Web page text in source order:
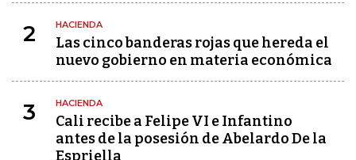
2 HACIENDA
Las cinco banderas rojas que hereda el
nuevo gobierno en materia económica
3 HACIENDA
Cali recibe a Felipe VI e Infantino
antes de la posesión de Abelardo De la
Espriella